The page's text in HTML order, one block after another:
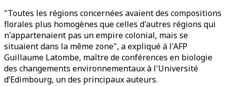
"Toutes les régions concernées avaient des compositions
florales plus homogènes que celles d'autres régions qui
n'appartenaient pas un empire colonial, mais se
situaient dans la même zone", a expliqué à l'AFP
Guillaume Latombe, maître de conférences en biologie
des changements environnementaux à l'Université
d’Edimbourg, un des principaux auteurs.